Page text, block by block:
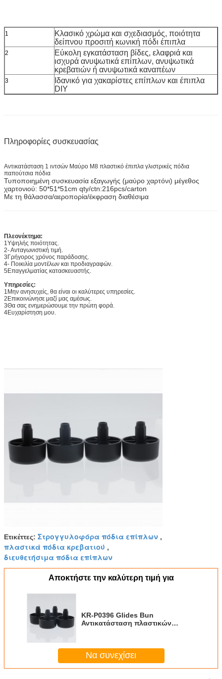
1
Κλασικό χρώμα και σχεδιασμός, ποιότητα
δείπνου προσιτή κωνική πόδι έπιπλα
2
Εύκολη εγκατάσταση βίδες, ελαφριά και
ισχυρά ανυψωτικά επίπλων, ανυψωτικά
κρεβατιών ή ανυψωτικά καναπέων
3
Ιδανικό για χακαρίστες επίπλων και έπιπλα
DIY
Πληροφορίες συσκευασίας
Αντικατάσταση 1 ιντσών Μαύρο M8 πλαστικό έπιπλα γλιστρικές πόδια
παπούτσια πόδια
Τυποποιημένη συσκευασία εξαγωγής (μαύρο χαρτόνι) μέγεθος
χαρτονιού: 50*51*51cm qty/ctn:216pcs/carton
Με τη θάλασσα/αεροπορία/έκφραση διαθέσιμα
Πλεονέκτημα:
1Υψηλής ποιότητας.
2- Ανταγωνιστική τιμή.
3Γρήγορος χρόνος παράδοσης.
4- Ποικιλία μοντέλων και προδιαγραφών.
5Επαγγελματίας κατασκευαστής.
Υπηρεσίες:
1Μην ανησυχείς, θα είναι οι καλύτερες υπηρεσίες.
2Επικοινώνησε μαζί μας αμέσως.
3Θα σας ενημερώσουμε την πρώτη φορά.
4Ευχαρίστηση μου.
Ετικέττες: Στρογγυλοφόρα πόδια επίπλων ,
πλαστικά πόδια κρεβατιού ,
διευθετήσιμα πόδια επίπλων
Αποκτήστε την καλύτερη τιμή για
KR-P0396 Glides Bun
Αντικατάσταση πλαστικών
Να συνεχίσει